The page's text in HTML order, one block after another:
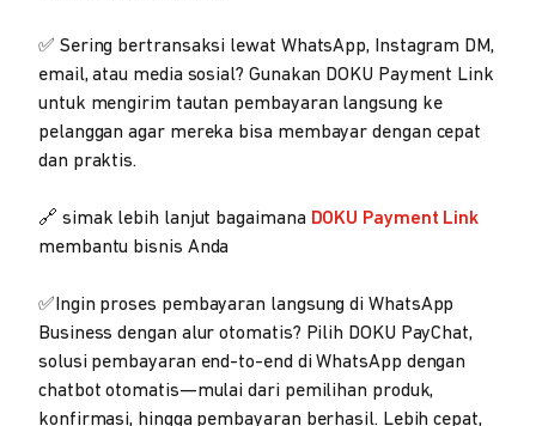
✅ Sering bertransaksi lewat WhatsApp, Instagram DM,
email, atau media sosial? Gunakan DOKU Payment Link
untuk mengirim tautan pembayaran langsung ke
pelanggan agar mereka bisa membayar dengan cepat
dan praktis.
🔗 simak lebih lanjut bagaimana DOKU Payment Link
membantu bisnis Anda
✅Ingin proses pembayaran langsung di WhatsApp
Business dengan alur otomatis? Pilih DOKU PayChat,
solusi pembayaran end-to-end di WhatsApp dengan
chatbot otomatis—mulai dari pemilihan produk,
konfirmasi, hingga pembayaran berhasil. Lebih cepat,